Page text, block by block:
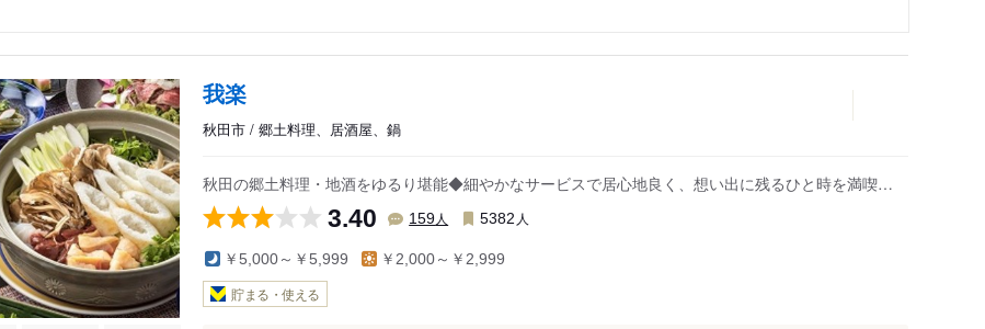
我楽
秋田市 / 郷土料理、居酒屋、鍋
秋田の郷土料理・地酒をゆるり堪能◆細やかなサービスで居心地良く、想い出に残るひと時を満喫…
3.40 159人 5382 人
￥5,000～￥5,999 ￥2,000～￥2,999
貯まる・使える